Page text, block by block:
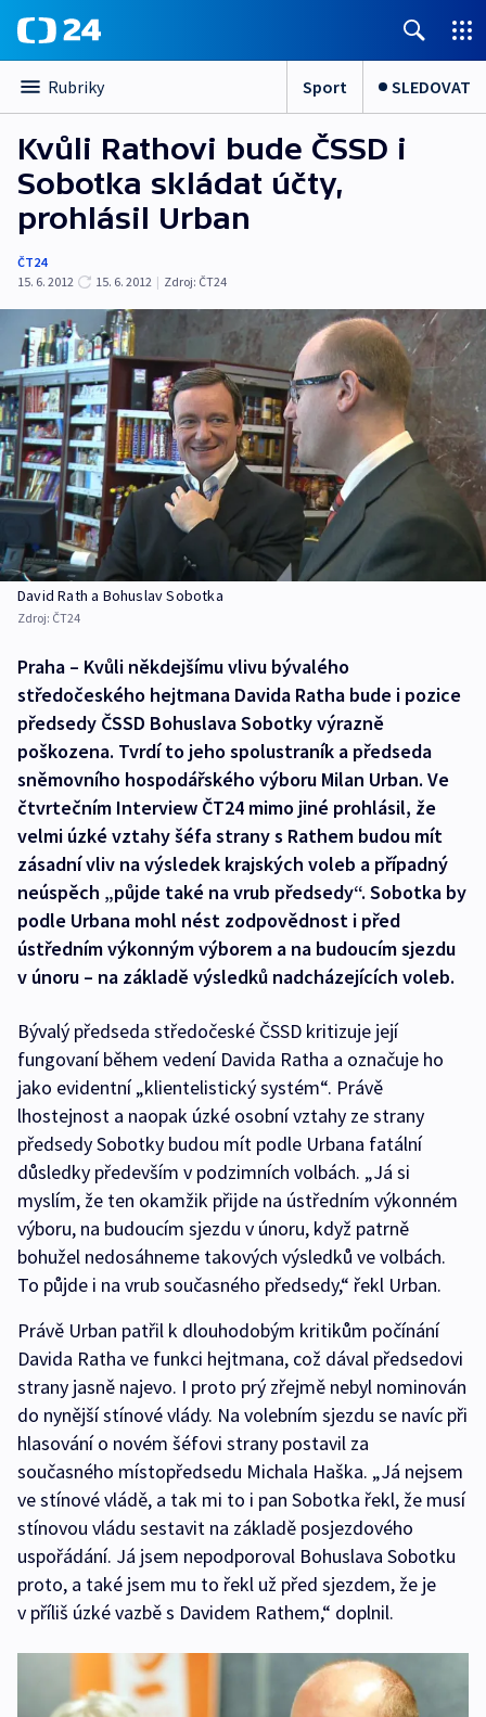
Rubriky Sport SLEDOVAT
Kvůli Rathovi bude ČSSD i
Sobotka skládat účty,
prohlásil Urban
ČT24
15. 6. 2012
15. 6. 2012 | Zdroj: ČT24
David Rath a Bohuslav Sobotka
Zdroj: ČT24
Praha – Kvůli někdejšímu vlivu bývalého
středočeského hejtmana Davida Ratha bude i pozice
předsedy ČSSD Bohuslava Sobotky výrazně
poškozena. Tvrdí to jeho spolustraník a předseda
sněmovního hospodářského výboru Milan Urban. Ve
čtvrtečním Interview ČT24 mimo jiné prohlásil, že
velmi úzké vztahy šéfa strany s Rathem budou mít
zásadní vliv na výsledek krajských voleb a případný
neúspěch „půjde také na vrub předsedy“. Sobotka by
podle Urbana mohl nést zodpovědnost i před
ústředním výkonným výborem a na budoucím sjezdu
v únoru – na základě výsledků nadcházejících voleb.
Bývalý předseda středočeské ČSSD kritizuje její
fungovaní během vedení Davida Ratha a označuje ho
jako evidentní „klientelistický systém“. Právě
lhostejnost a naopak úzké osobní vztahy ze strany
předsedy Sobotky budou mít podle Urbana fatální
důsledky především v podzimních volbách. „Já si
myslím, že ten okamžik přijde na ústředním výkonném
výboru, na budoucím sjezdu v únoru, když patrně
bohužel nedosáhneme takových výsledků ve volbách.
To půjde i na vrub současného předsedy,“ řekl Urban.
Právě Urban patřil k dlouhodobým kritikům počínání
Davida Ratha ve funkci hejtmana, což dával předsedovi
strany jasně najevo. I proto prý zřejmě nebyl nominován
do nynější stínové vlády. Na volebním sjezdu se navíc při
hlasování o novém šéfovi strany postavil za
současného místopředsedu Michala Haška. „Já nejsem
ve stínové vládě, a tak mi to i pan Sobotka řekl, že musí
stínovou vládu sestavit na základě posjezdového
uspořádání. Já jsem nepodporoval Bohuslava Sobotku
proto, a také jsem mu to řekl už před sjezdem, že je
v příliš úzké vazbě s Davidem Rathem,“ doplnil.